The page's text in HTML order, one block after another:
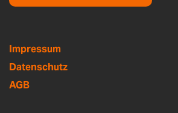
Impressum
Datenschutz
AGB